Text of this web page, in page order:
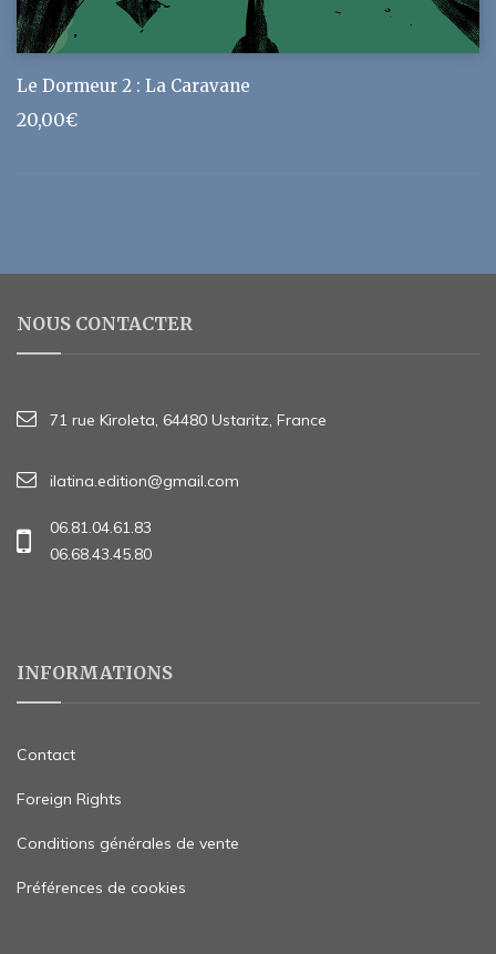
Le Dormeur 2 : La Caravane
20,00€
NOUS CONTACTER
71 rue Kiroleta, 64480 Ustaritz, France
ilatina.edition@gmail.com
06.81.04.61.83
06.68.43.45.80
INFORMATIONS
Contact
Foreign Rights
Conditions générales de vente
Préférences de cookies